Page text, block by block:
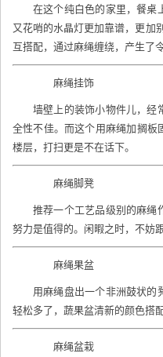
在这个纯白色的家里，餐桌
又花哨的水晶灯更加靠谱，更加
互搭配，通过麻绳缠绕，产生了
麻绳挂饰
墙壁上的装饰小物件儿，经
全性不佳。而这个用麻绳加搁板
楼层，打扫更是不在话下。
麻绳脚凳
推荐一个工艺品级别的麻绳
努力是值得的。闲暇之时，不妨
麻绳果盆
用麻绳盘出一个非洲鼓状的
轻松多了，蔬果盆清新的颜色搭
麻绳盆栽